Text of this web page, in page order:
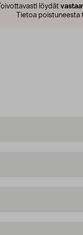
Toivottavasti löydät
Tietoa